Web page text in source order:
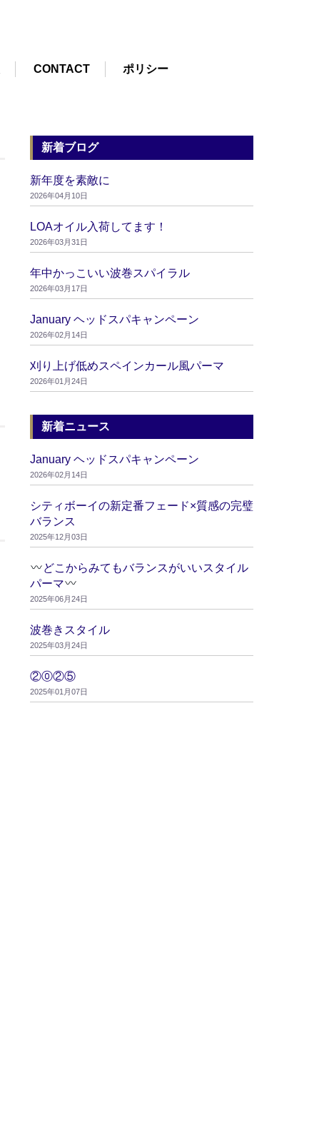
CONTACT ポリシー
新着ブログ
新年度を素敵に
2026年04月10日
LOAオイル入荷してます！
2026年03月31日
年中かっこいい波巻スパイラル
2026年03月17日
January ヘッドスパキャンペーン
2026年02月14日
刈り上げ低めスペインカール風パーマ
2026年01月24日
新着ニュース
January ヘッドスパキャンペーン
2026年02月14日
シティボーイの新定番フェード×質感の完璧
バランス
2025年12月03日
どこからみてもバランスがいいスタイル
パーマ
2025年06月24日
波巻きスタイル
2025年03月24日
②⓪②⑤
2025年01月07日